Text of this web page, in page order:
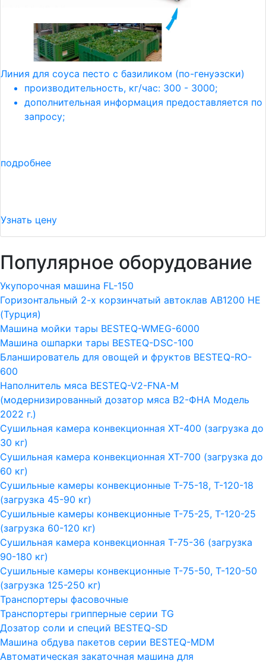
Линия для соуса песто с базиликом (по-генуэзски)
производительность, кг/час: 300 - 3000;
дополнительная информация предоставляется по
запросу;
подробнее
Узнать цену
Популярное оборудование
Укупорочная машина FL-150
Горизонтальный 2-х корзинчатый автоклав АВ1200 HE
(Турция)
Машина мойки тары BESTEQ-WMEG-6000
Машина ошпарки тары BESTEQ-DSC-100
Бланширователь для овощей и фруктов BESTEQ-RO-
600
Наполнитель мяса BESTEQ-V2-FNA-M
(модернизированный дозатор мяса В2-ФНА Модель
2022 г.)
Сушильная камера конвекционная ХТ-400 (загрузка до
30 кг)
Сушильная камера конвекционная ХТ-700 (загрузка до
60 кг)
Сушильные камеры конвекционные Т-75-18, Т-120-18
(загрузка 45-90 кг)
Сушильные камеры конвекционные Т-75-25, Т-120-25
(загрузка 60-120 кг)
Сушильная камера конвекционная Т-75-36 (загрузка
90-180 кг)
Сушильные камеры конвекционные Т-75-50, Т-120-50
(загрузка 125-250 кг)
Транспортеры фасовочные
Транспортеры грипперные серии TG
Дозатор соли и специй BESTEQ-SD
Машина обдува пакетов серии ВESTEQ-MDM
Автоматическая закаточная машина для